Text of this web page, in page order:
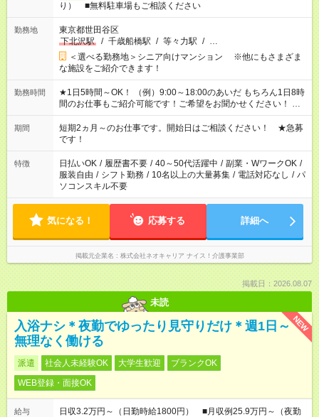
り） ■無料駐車場もご相談ください
勤務地
東京都世田谷区
下北沢駅
/ 千歳船橋駅 / 等々力駅 / …
＜選べる勤務地＞シニア向けマンション ※他にもさまざま
な施設をご紹介できます！
勤務時間
★1日5時間～OK！ （例）9:00～18:00のあいだ もちろん1日8時
間のお仕事もご紹介可能です！ご希望をお聞かせください！ ★
家庭の都合でお休みが必要な場合も遠慮なくご相談ください。
※週最低15時間以上の勤務が必要です
期間
短期2ヵ月～のお仕事です。開始日はご相談ください！ ★急募
です！
特徴 日払いOK / 履歴書不要 / 40～50代活躍中 / 副業・WワークOK /
服装自由 / シフト勤務 / 10名以上の大量募集 / 電話対応なし / パ
ソコンスキル不要
気になる！ 応募する 詳細へ
掲載元企業名 株式会社ネオキャリア ナイス！介護事業部
掲載日：2026.08.07
未読
NEW
入浴ナシ＊夜勤でゆったり見守りだけ＊週1日～
無理なく働ける
派遣 社会人未経験OK 大学生歓迎
ブランクOK
WEB登録・面接OK
給与
日収3.2万円～（日勤時給1800円） ■月収例25.9万円～（夜勤